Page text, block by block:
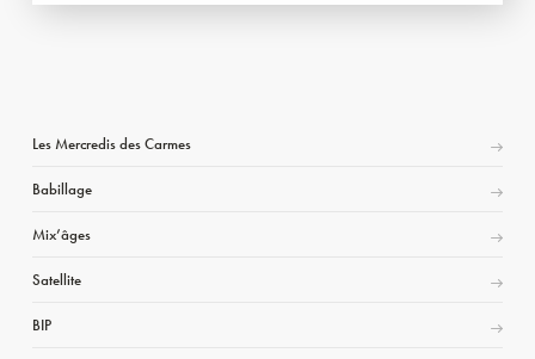
Les Mercredis des Carmes
Babillage
Mix’âges
Satellite
BIP